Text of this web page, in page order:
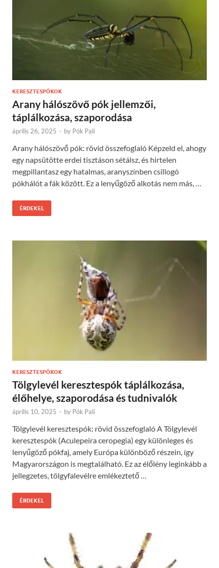
KERESZTESPÓKOK
Arany hálószövő pók jellemzői,
táplálkozása, szaporodása
április 26, 2025 - by Pók Pali
Arany hálószövő pók: rövid összefoglaló Képzeld el, ahogy
egy napsütötte erdei tisztáson sétálsz, és hirtelen
megpillantasz egy hatalmas, aranyszínben csillogó
pókhálót a fák között. Ez a lenyűgöző alkotás nem más, …
ÉRDEKEL
KERESZTESPÓKOK
Tölgylevél keresztespók táplálkozása,
élőhelye, szaporodása és tudnivalók
április 10, 2025 - by Pók Pali
Tölgylevél keresztespók: rövid összefoglaló A Tölgylevél
keresztespók (Aculepeira ceropegia) egy különleges és
lenyűgöző pókfaj, amely Európa különböző részein, így
Magyarországon is megtalálható. Ez az élőlény leginkább a
jellegzetes, tölgyfalevélre emlékeztető …
ÉRDEKEL